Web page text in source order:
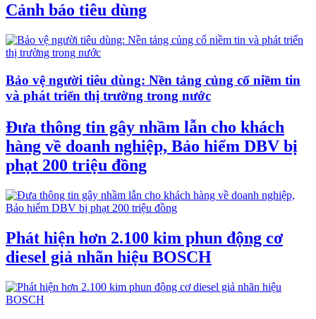
Cảnh báo tiêu dùng
Bảo vệ người tiêu dùng: Nền tảng củng cố niềm tin
và phát triển thị trường trong nước
Đưa thông tin gây nhầm lẫn cho khách
hàng về doanh nghiệp, Bảo hiểm DBV bị
phạt 200 triệu đồng
Phát hiện hơn 2.100 kim phun động cơ
diesel giả nhãn hiệu BOSCH